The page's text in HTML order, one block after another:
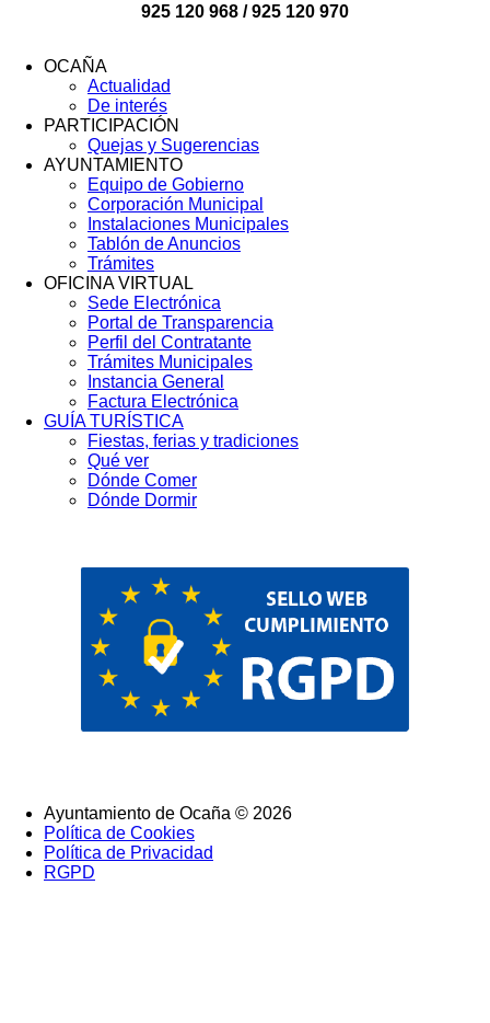
925 120 968 / 925 120 970
OCAÑA
Actualidad
De interés
PARTICIPACIÓN
Quejas y Sugerencias
AYUNTAMIENTO
Equipo de Gobierno
Corporación Municipal
Instalaciones Municipales
Tablón de Anuncios
Trámites
OFICINA VIRTUAL
Sede Electrónica
Portal de Transparencia
Perfil del Contratante
Trámites Municipales
Instancia General
Factura Electrónica
GUÍA TURÍSTICA
Fiestas, ferias y tradiciones
Qué ver
Dónde Comer
Dónde Dormir
SubFooter
Ayuntamiento de Ocaña © 2026
Política de Cookies
Política de Privacidad
RGPD